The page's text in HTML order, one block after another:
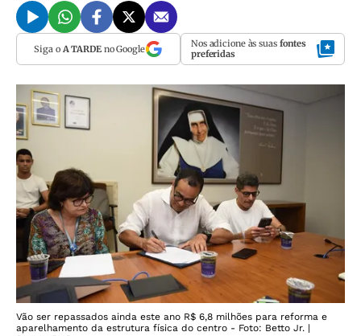
Siga o A TARDEno Google Nos adicione às suas fontes
preferidas
Vão ser repassados ainda este ano R$ 6,8 milhões para reforma e
aparelhamento da estrutura física do centro - Foto: Betto Jr. |